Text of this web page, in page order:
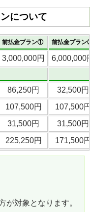
について
前払金プラン① 前払金プラン
3,000,000円 6,000,000
86,250円 32,500円
107,500円 107,500円
31,500円 31,500円
225,250円 171,500円
が対象となります。